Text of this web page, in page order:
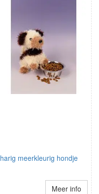
harig meerkleurig hondje
Meer info